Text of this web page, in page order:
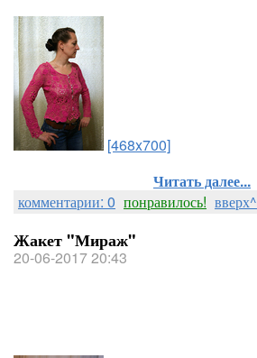
[468x700]
Читать далее...
комментарии: 0 понравилось! вверх^
Жакет "Мираж"
20-06-2017 20:43